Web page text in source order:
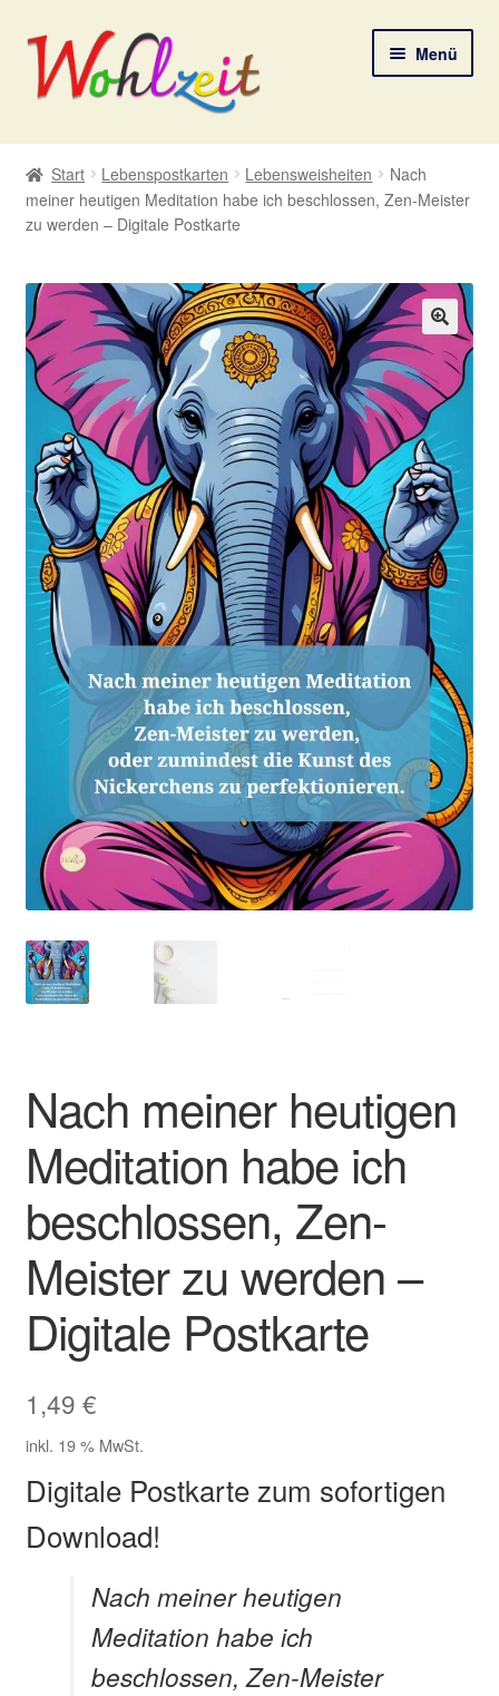
Zur
Navigation
springen
Zum
Inhalt
springen
Menü
Start
AGB
Deine Auswahl
Digitale Lebenspostkarten
FAQ
Gutscheine und Aktionen
Impressum
Kasse
Mein Konto
Richtlinie für Rückerstattungen und Rückgaben
Über Wohlzeit
Versandarten
Vertrag widerrufen
Widerrufsbelehrung
Start Lebenspostkarten Lebensweisheiten
Nach
meiner heutigen Meditation habe ich beschlossen, Zen-Meister
zu werden – Digitale Postkarte
🔍
Nach meiner heutigen
Meditation habe ich
beschlossen, Zen-
Meister zu werden –
Digitale Postkarte
1,49 €
inkl. 19 % MwSt.
Digitale Postkarte zum sofortigen
Download!
Nach meiner heutigen
Meditation habe ich
beschlossen, Zen-Meister